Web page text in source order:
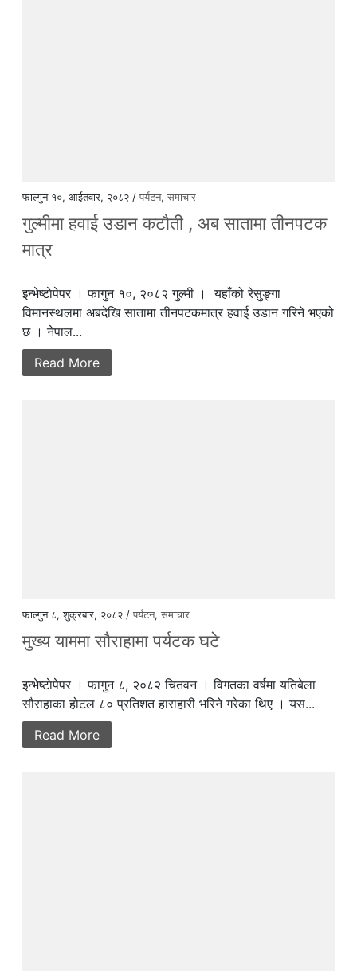
फाल्गुन १०, आईतवार, २०८२ /पर्यटन,समाचार
गुल्मीमा हवाई उडान कटौती , अब सातामा तीनपटक
मात्र
इन्भेष्टाेपेपर । फागुन १०, २०८२ गुल्मी । यहाँको रेसुङ्गा
विमानस्थलमा अबदेखि सातामा तीनपटकमात्र हवाई उडान गरिने भएको
छ । नेपाल...
Read More
फाल्गुन ८, शुक्रबार, २०८२ /पर्यटन,समाचार
मुख्य याममा सौराहामा पर्यटक घटे
इन्भेष्टाेपेपर । फागुन ८, २०८२ चितवन । विगतका वर्षमा यतिबेला
सौराहाका होटल ८० प्रतिशत हाराहारी भरिने गरेका थिए । यस...
Read More